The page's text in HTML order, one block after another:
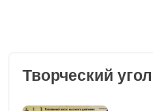
Творческий